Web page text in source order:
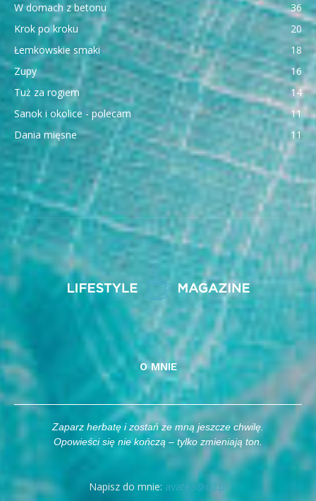
W domach z betonu
36
Krok po kroku
20
Łemkowskie smaki
18
Zupy
16
Tuż za rogiem
14
Sanok i okolice - polecam
11
Dania mięsne
11
O MNIE
Zaparz herbatę i zostań ze mną jeszcze chwilę.
Opowieści się nie kończą – tylko zmieniają ton.
Napisz do mnie: avatea@o2.pl